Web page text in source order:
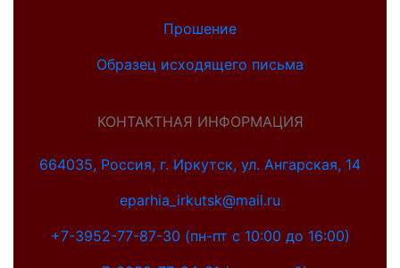
Прошение
Образец исходящего письма
КОНТАКТНАЯ ИНФОРМАЦИЯ
664035, Россия, г. Иркутск, ул. Ангарская, 14
eparhia_irkutsk@mail.ru
+7-3952-77-87-30 (пн-пт с 10:00 до 16:00)